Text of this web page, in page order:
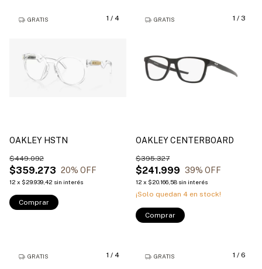
1 / 4
GRATIS
OAKLEY HSTN
$359.273
$449.092
20% OFF
12 x $29.939,42 sin interés
Comprar
1 / 3
GRATIS
OAKLEY CENTERBOARD
$241.999
$395.327
39% OFF
12 x $20.166,58 sin interés
¡Solo quedan 4 en stock!
Comprar
1 / 4
GRATIS 1 / 6
GRATIS